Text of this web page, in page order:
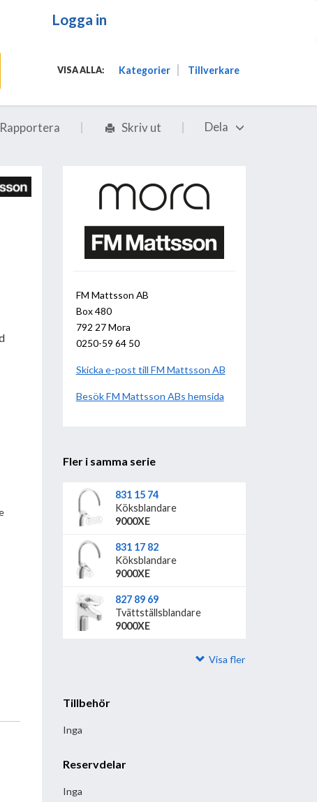
Logga in
VISA ALLA: Kategorier Tillverkare
Rapportera Skriv ut Dela
FM Mattsson AB
Box 480
792 27 Mora
0250-59 64 50
Skicka e-post till FM Mattsson AB
BesökFM Mattsson AB hemsida
Fler i samma serie
831 15 74
Köksblandare
9000XE
831 17 82
Köksblandare
9000XE
827 89 69
Tvättställsblandare
9000XE
Visa fler
Tillbehör
Inga
Reservdelar
Inga